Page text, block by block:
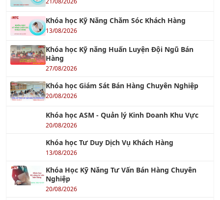
Khóa học Kỹ Năng Chăm Sóc Khách Hàng
13/08/2026
Khóa học Kỹ năng Huấn Luyện Đội Ngũ Bán
Hàng
27/08/2026
Khóa học Giám Sát Bán Hàng Chuyên Nghiệp
20/08/2026
Khóa học ASM - Quản lý Kinh Doanh Khu Vực
20/08/2026
Khóa học Tư Duy Dịch Vụ Khách Hàng
13/08/2026
Khóa Học Kỹ Năng Tư Vấn Bán Hàng Chuyên
Nghiệp
20/08/2026